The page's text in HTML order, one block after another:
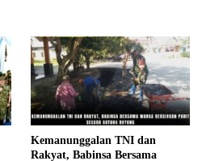
Kemanunggalan TNI dan
Rakyat, Babinsa Bersama